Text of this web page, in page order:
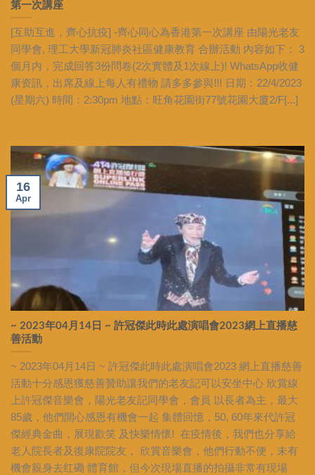
第一次講座
[互助互進，齊心抗疫] -齊心同心為香港第一次講座 由陽光老友
同學會, 理工大學新冠肺炎社區健康教育 合辦活動 內容如下： 3
個月内，完成回答3份問卷(2次實體及1次線上)! WhatsApp收健
康资訊，出席及線上每人有禮物 請多多參與!!! 日期：22/4/2023
(星期六) 時間：2:30pm 地點：旺角花園街77號花園大廈2/F[...]
~ 2023年04月14日 ~ 許冠傑此時此處演唱會2023網上直播慈
善活動
~ 2023年04月14日 ~ 許冠傑此時此處演唱會2023 網上直播慈善
活動十分感恩獲慈善贊助讓我們的老友記可以安坐中心 欣賞線
上許冠傑音樂會，陽光老友記同學會，會員 以長者為主，最大
85歲，他們開心感恩有機會一起 集體回憶，50, 60年來代許冠
傑經典金曲，展現歡笑 及快樂情懷! 在疫情後，我們也分享給
老人院長者及復康院院友， 欣賞音樂會，他們行動不便，未有
機會親身去红磡 體育館，但今次現場直播的拍攝非常有現場
16
Apr